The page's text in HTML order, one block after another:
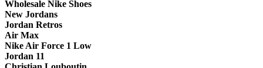
Wholesale Nike Shoes
New Jordans
Jordan Retros
Air Max
Nike Air Force 1 Low
Jordan 11